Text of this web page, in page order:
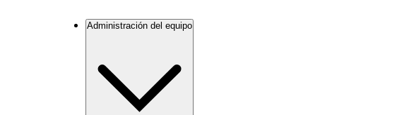
Administración del equipo